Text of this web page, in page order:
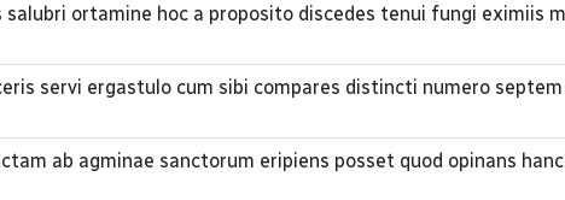
salubri ortamine hoc a proposito discedes tenui fungi eximiis
servi ergastulo cum sibi compares distincti numero
ab agminae sanctorum eripiens posset quod opinans